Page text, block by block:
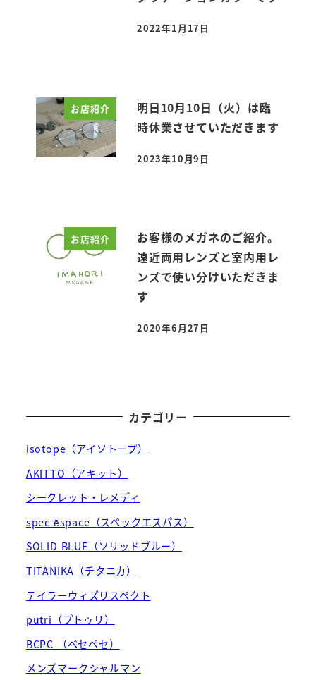
投稿日
2022年1月17日
お店紹介
明日10月10日（火）は臨
時休業させていただきます
投稿日
2023年10月9日
お店紹介
お客様のメガネのご紹介。
遠近両用レンズと室内用レ
ンズで使い分けいただきま
す
投稿日
2020年6月27日
カテゴリー
isotope（アイソトープ）
AKITTO（アキット）
シークレット・レメディ
spec ēspace（スペックエスパス）
SOLID BLUE（ソリッドブルー）
TITANIKA（チタニカ）
テイラーウィズリスペクト
putri（プトゥリ）
BCPC （ベセペセ）
メンズマークシャルマン